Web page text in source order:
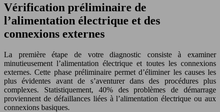
Vérification préliminaire de
l’alimentation électrique et des
connexions externes
La première étape de votre diagnostic consiste à examiner
minutieusement l’alimentation électrique et toutes les connexions
externes. Cette phase préliminaire permet d’éliminer les causes les
plus évidentes avant de s’aventurer dans des procédures plus
complexes. Statistiquement, 40% des problèmes de démarrage
proviennent de défaillances liées à l’alimentation électrique ou aux
connexions basiques.